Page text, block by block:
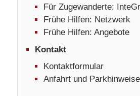
Für Zugewanderte:
Frühe Hilfen: Netzwerk
Frühe Hilfen: Angebote
Kontakt
Kontaktformular
Anfahrt und Parkhinweise